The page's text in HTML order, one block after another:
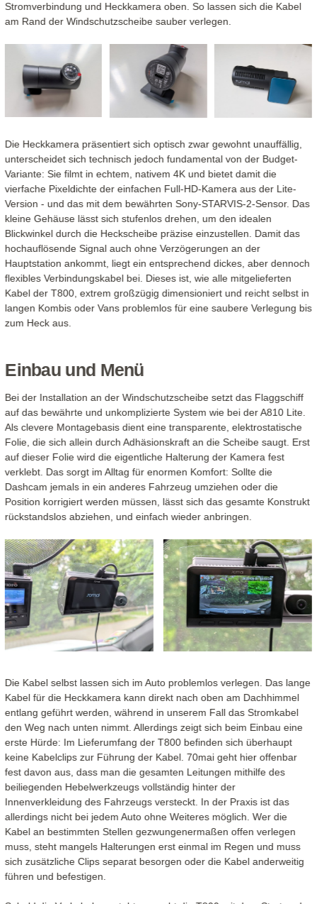
Stromverbindung und Heckkamera oben. So lassen sich die Kabel
am Rand der Windschutzscheibe sauber verlegen.
Die Heckkamera präsentiert sich optisch zwar gewohnt unauffällig,
unterscheidet sich technisch jedoch fundamental von der Budget-
Variante: Sie filmt in echtem, nativem 4K und bietet damit die
vierfache Pixeldichte der einfachen Full-HD-Kamera aus der Lite-
Version - und das mit dem bewährten Sony-STARVIS-2-Sensor. Das
kleine Gehäuse lässt sich stufenlos drehen, um den idealen
Blickwinkel durch die Heckscheibe präzise einzustellen. Damit das
hochauflösende Signal auch ohne Verzögerungen an der
Hauptstation ankommt, liegt ein entsprechend dickes, aber dennoch
flexibles Verbindungskabel bei. Dieses ist, wie alle mitgelieferten
Kabel der T800, extrem großzügig dimensioniert und reicht selbst in
langen Kombis oder Vans problemlos für eine saubere Verlegung bis
zum Heck aus.
Einbau und Menü
Bei der Installation an der Windschutzscheibe setzt das Flaggschiff
auf das bewährte und unkomplizierte System wie bei der A810 Lite.
Als clevere Montagebasis dient eine transparente, elektrostatische
Folie, die sich allein durch Adhäsionskraft an die Scheibe saugt. Erst
auf dieser Folie wird die eigentliche Halterung der Kamera fest
verklebt. Das sorgt im Alltag für enormen Komfort: Sollte die
Dashcam jemals in ein anderes Fahrzeug umziehen oder die
Position korrigiert werden müssen, lässt sich das gesamte Konstrukt
rückstandslos abziehen, und einfach wieder anbringen.
Die Kabel selbst lassen sich im Auto problemlos verlegen. Das lange
Kabel für die Heckkamera kann direkt nach oben am Dachhimmel
entlang geführt werden, während in unserem Fall das Stromkabel
den Weg nach unten nimmt. Allerdings zeigt sich beim Einbau eine
erste Hürde: Im Lieferumfang der T800 befinden sich überhaupt
keine Kabelclips zur Führung der Kabel. 70mai geht hier offenbar
fest davon aus, dass man die gesamten Leitungen mithilfe des
beiliegenden Hebelwerkzeugs vollständig hinter der
Innenverkleidung des Fahrzeugs versteckt. In der Praxis ist das
allerdings nicht bei jedem Auto ohne Weiteres möglich. Wer die
Kabel an bestimmten Stellen gezwungenermaßen offen verlegen
muss, steht mangels Halterungen erst einmal im Regen und muss
sich zusätzliche Clips separat besorgen oder die Kabel anderweitig
führen und befestigen.